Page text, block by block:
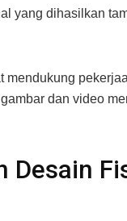
yang dihasilkan
mendukung
dan video
Desain